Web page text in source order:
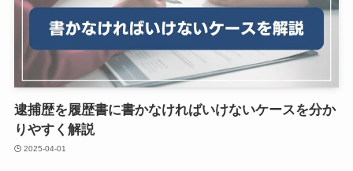
逮捕歴を履歴書に書かなければいけないケースを分か
りやすく解説
2025-04-01